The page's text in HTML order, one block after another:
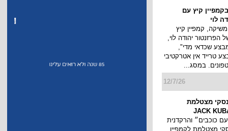
קיץ עם
לוי
קמפיין קיץ
הפרזנטור יהודה לוי,
שכדאי מדי",
טרייד אין אטרקטיבי
במסג...
12/7/26
מצטלמת
כוכבים״ והרקדנית